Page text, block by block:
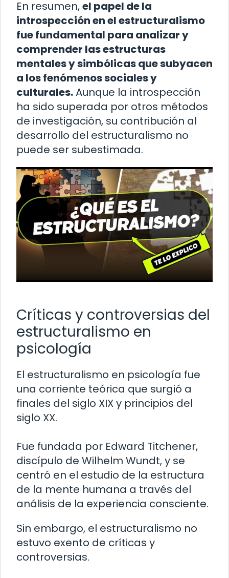
En resumen,el papel de la
introspección en el estructuralismo
fue fundamental para analizar y
comprender las estructuras
mentales y simbólicas que subyacen
a los fenómenos sociales y
culturales.Aunque la introspección
ha sido superada por otros métodos
de investigación, su contribución al
desarrollo del estructuralismo no
puede ser subestimada.
Críticas y controversias del
estructuralismo en
psicología
El estructuralismo en psicología fue
una corriente teórica que surgió a
finales del siglo XIX y principios del
siglo XX.
Fue fundada por Edward Titchener,
discípulo de Wilhelm Wundt, y se
centró en el estudio de la estructura
de la mente humana a través del
análisis de la experiencia consciente.
Sin embargo, el estructuralismo no
estuvo exento de críticas y
controversias.